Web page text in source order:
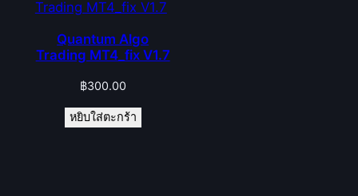
Quantum Algo
Trading MT4_fix V1.7
฿300.00
หยิบใส่ตะกร้า